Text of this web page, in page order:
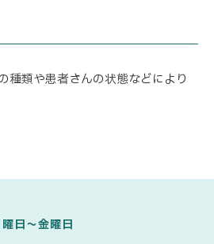
種類や患者さんの状態などにより
日〜金曜日